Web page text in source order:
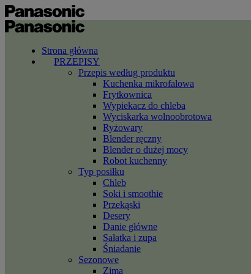
Strona główna
PRZEPISY
Przepis według produktu
Kuchenka mikrofalowa
Frytkownica
Wypiekacz do chleba
Wyciskarka wolnoobrotowa
Ryżowary
Blender ręczny
Blender o dużej mocy
Robot kuchenny
Typ posiłku
Chleb
Soki i smoothie
Przekąski
Desery
Danie główne
Sałatka i zupa
Śniadanie
Sezonowe
Zima